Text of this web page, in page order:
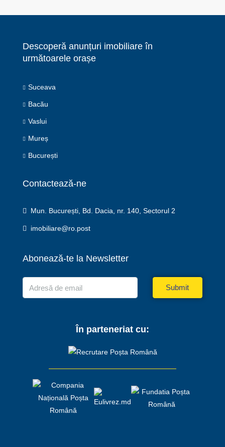
Descoperă anunțuri imobiliare în
următoarele orașe
Suceava
Bacău
Vaslui
Mureș
București
Contactează-ne
Mun. București, Bd. Dacia, nr. 140, Sectorul 2
imobiliare@ro.post
Abonează-te la Newsletter
Submit
În parteneriat cu: